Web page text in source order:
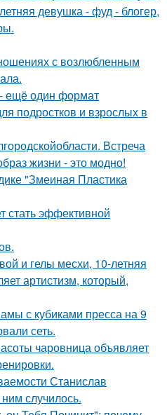
девушка - фуд - блогер,
с возлюбленным
ещё один формат
подростков и взрослых в
Встреча
жизни - это модно!
"Змеиная Пластика
стать эффективной
и гелы месхи, 10-летняя
артистизм, который,
с кубиками пресса на 9
сеть.
чаровница объявляет
Станислав
случилось.